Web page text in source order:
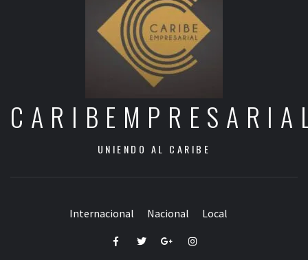
UNIENDO AL CARIBE
Internacional Nacional Local
FacebookTwitterGoogle+Instagram